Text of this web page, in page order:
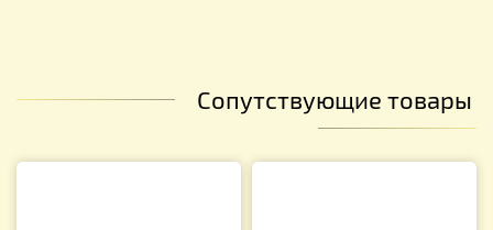
Сопутствующие товары